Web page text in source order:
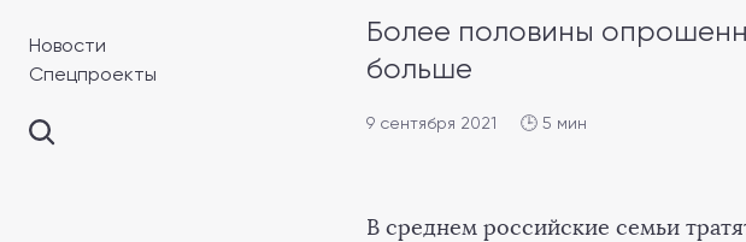
Новости
Спецпроекты
Более половины
больше
9 сентября 2021 🕒 5 мин
В среднем российские семьи